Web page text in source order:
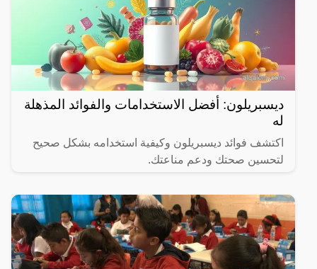
ديسبريلون: أفضل الاستخدامات والفوائد المذهلة
له
اكتشف فوائد ديسبريلون وكيفية استخدامه بشكل صحيح
لتحسين صحتك ودعم مناعتك.